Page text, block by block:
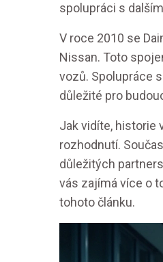
spolupráci s
V roce 2010 se
Nissan. Toto
vozů. Spolupráce
důležité pro
Jak vidíte, historie
rozhodnutí.
důležitých
vás zajímá více o
tohoto článku.